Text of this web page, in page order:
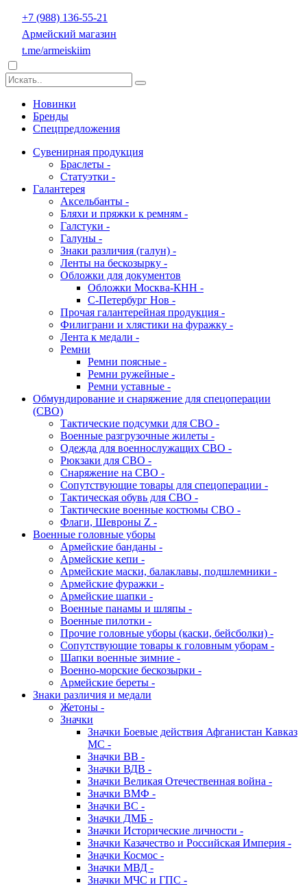
+7 (988) 136-55-21
Армейский магазин
t.me/armeiskiim
Новинки
Бренды
Спецпредложения
Сувенирная продукция
Браслеты -
Статуэтки -
Галантерея
Аксельбанты -
Бляхи и пряжки к ремням -
Галстуки -
Галуны -
Знаки различия (галун) -
Ленты на бескозырку -
Обложки для документов
Обложки Москва-КНН -
С-Петербург Нов -
Прочая галантерейная продукция -
Филиграни и хлястики на фуражку -
Лента к медали -
Ремни
Ремни поясные -
Ремни ружейные -
Ремни уставные -
Обмундирование и снаряжение для спецоперации
(СВО)
Тактические подсумки для СВО -
Военные разгрузочные жилеты -
Одежда для военнослужащих СВО -
Рюкзаки для СВО -
Снаряжение на СВО -
Сопутствующие товары для спецоперации -
Тактическая обувь для СВО -
Тактические военные костюмы СВО -
Флаги, Шевроны Z -
Военные головные уборы
Армейские банданы -
Армейские кепи -
Армейские маски, балаклавы, подшлемники -
Армейские фуражки -
Армейские шапки -
Военные панамы и шляпы -
Военные пилотки -
Прочие головные уборы (каски, бейсболки) -
Сопутствующие товары к головным уборам -
Шапки военные зимние -
Военно-морские бескозырки -
Армейские береты -
Знаки различия и медали
Жетоны -
Значки
Значки Боевые действия Афганистан Кавказ
МС -
Значки ВВ -
Значки ВДВ -
Значки Великая Отечественная война -
Значки ВМФ -
Значки ВС -
Значки ДМБ -
Значки Исторические личности -
Значки Казачество и Российская Империя -
Значки Космос -
Значки МВД -
Значки МЧС и ГПС -